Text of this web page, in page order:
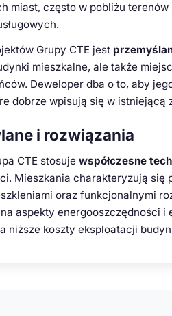
miast, często w pobliżu terenów
Grupy CTE jest
mieszkalne, ale także
Deweloper dba o to, aby
dobrze wpisują się w istniejącą
i rozwiązania
CTE stosuje współczesne
Mieszkania charakteryzują się
oraz funkcjonalnymi
aspekty energooszczędności i
niższe koszty eksploatacji